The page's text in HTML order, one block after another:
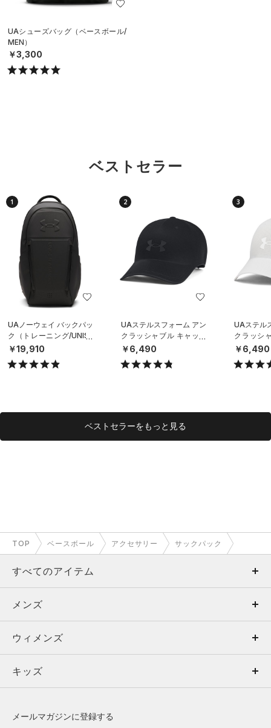
UAシューズバッグ（ベースボール/
MEN）
￥3,300
ベストセラー
1
UAノーウェイ バックパッ
ク（トレーニング/UNISE
X）
￥19,910
2
UAステルスフォーム アン
クラッシャブル キャップ
（ライフスタイル/UNISE
X）
￥6,490
3
UAステル
クラッシ
（ライフ
X）
￥6,490
ベストセラーをもっと見る
TOP ベースボール アクセサリー サックパック
すべてのアイテム
メンズ
ウィメンズ
キッズ
メンズ
トップス
ボトムス
ウィメンズ
トップス
キッズ
メールマガジンに登録する